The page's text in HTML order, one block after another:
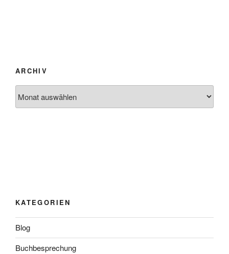
ARCHIV
KATEGORIEN
Blog
Buchbesprechung